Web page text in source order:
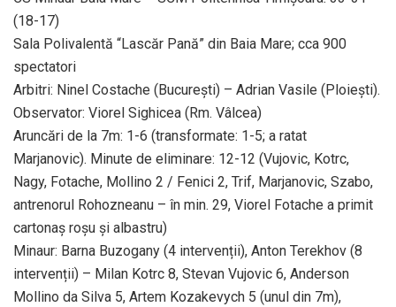
(18-17)
Sala Polivalentă “Lascăr Pană” din Baia Mare; cca 900
spectatori
Arbitri: Ninel Costache (București) – Adrian Vasile (Ploiești).
Observator: Viorel Sighicea (Rm. Vâlcea)
Aruncări de la 7m: 1-6 (transformate: 1-5; a ratat
Marjanovic). Minute de eliminare: 12-12 (Vujovic, Kotrc,
Nagy, Fotache, Mollino 2 / Fenici 2, Trif, Marjanovic, Szabo,
antrenorul Rohozneanu – în min. 29, Viorel Fotache a primit
cartonaș roșu și albastru)
Minaur: Barna Buzogany (4 intervenții), Anton Terekhov (8
intervenții) – Milan Kotrc 8, Stevan Vujovic 6, Anderson
Mollino da Silva 5, Artem Kozakevych 5 (unul din 7m),